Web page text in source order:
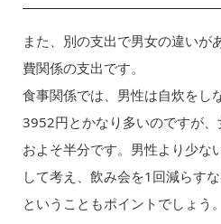
また、別の支出で男女の違いが
費関係の支出です。
食事関係では、男性は自炊をし
3952円とかなり多いのですが
およそ半分です。男性より少な
して考え、飲み会を1回減らす
ということもポイントでしょう。